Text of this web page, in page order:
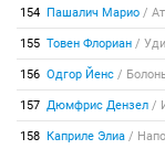
154 Пашалич Марио /
155 Товен Флориан /
156 Одгор Йенс /
157 Дюмфрис Дензел /
158 Каприле Элиа /